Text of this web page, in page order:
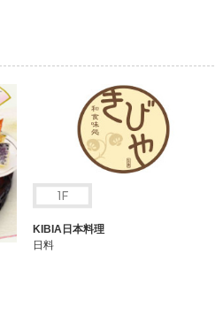
KIBIA日本料理
日料